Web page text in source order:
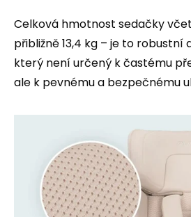
Celková hmotnost sedačky
přibližně 13,4 kg – je to
který není určený k častému
ale k pevnému a bezpečnému